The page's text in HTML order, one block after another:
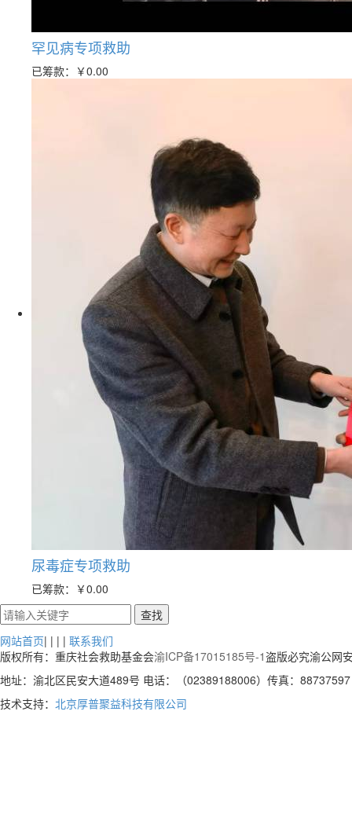
罕见病专项救助
已筹款： ￥0.00
尿毒症专项救助
已筹款： ￥0.00
网站首页| | | | 联系我们
版权所有：重庆社会救助基金会渝ICP备17015185号-1盗版必究渝公网
地址：渝北区民安大道489号 电话：（02389188006）传真：
技术支持： 北京厚普聚益科技有限公司